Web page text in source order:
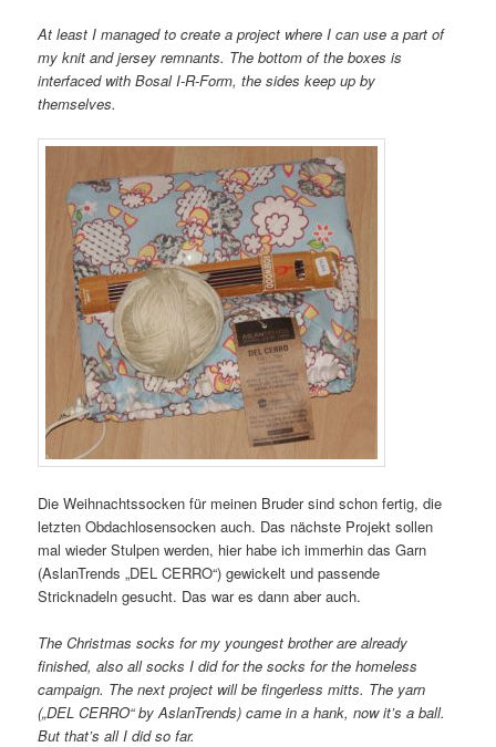
At least I managed to create a project where I can use a part of
my knit and jersey remnants. The bottom of the boxes is
interfaced with Bosal I-R-Form, the sides keep up by
themselves.
Die Weihnachtssocken für meinen Bruder sind schon fertig, die
letzten Obdachlosensocken auch. Das nächste Projekt sollen
mal wieder Stulpen werden, hier habe ich immerhin das Garn
(AslanTrends „DEL CERRO“) gewickelt und passende
Stricknadeln gesucht. Das war es dann aber auch.
The Christmas socks for my youngest brother are already
finished, also all socks I did for the socks for the homeless
campaign. The next project will be fingerless mitts. The yarn
(„DEL CERRO“ by AslanTrends) came in a hank, now it’s a ball.
But that’s all I did so far.